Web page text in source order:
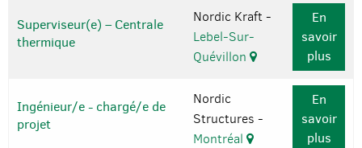
Superviseur(e) – Centrale
thermique
Nordic Kraft -
Lebel-Sur-
Quévillon
En
savoir
plus
Ingénieur/e - chargé/e de
projet
Nordic
Structures -
Montréal
En
savoir
plus